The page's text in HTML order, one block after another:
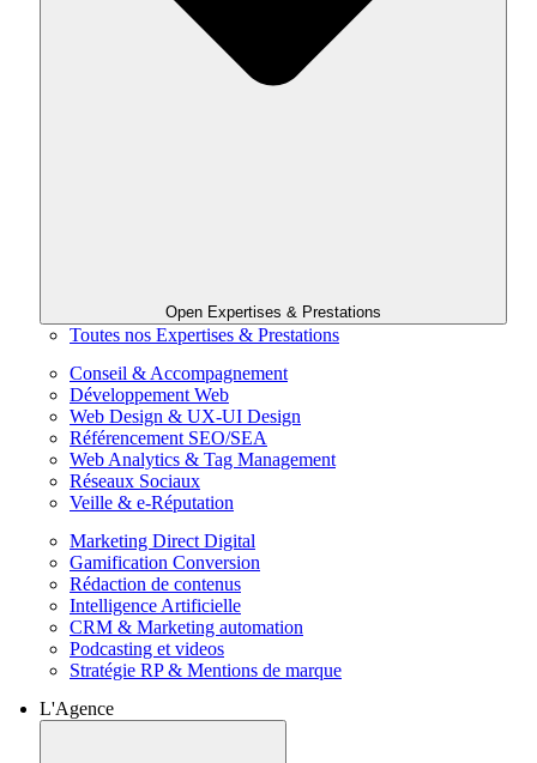
Open Expertises & Prestations
Toutes nos Expertises & Prestations
Conseil & Accompagnement
Développement Web
Web Design & UX-UI Design
Référencement SEO/SEA
Web Analytics & Tag Management
Réseaux Sociaux
Veille & e-Réputation
Marketing Direct Digital
Gamification Conversion
Rédaction de contenus
Intelligence Artificielle
CRM & Marketing automation
Podcasting et videos
Stratégie RP & Mentions de marque
L'Agence